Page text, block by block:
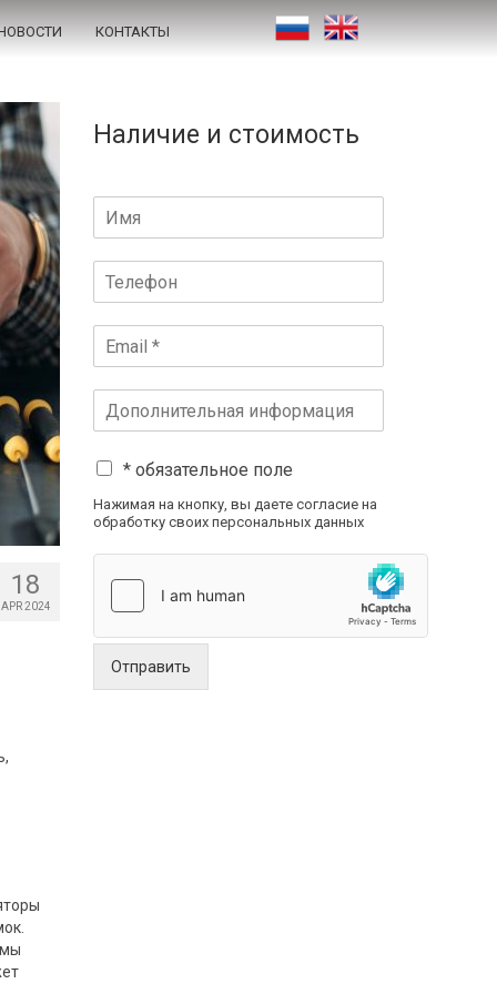
КОНТАКТЫ
18
APR 2024
Наличие и стоимость
* обязательное поле
Нажимая на кнопку, вы даете согласие на
обработку своих персональных данных
Отправить